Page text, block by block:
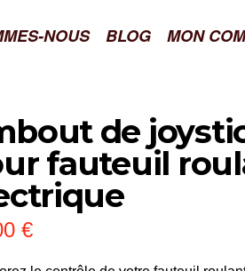
NOUS BLOG MON
de
fauteuil
€